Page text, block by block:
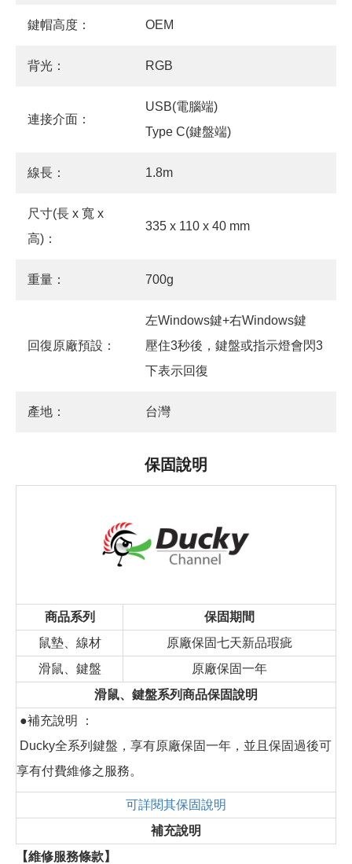
鍵帽高度： OEM
背光： RGB
連接介面：
USB(電腦端)
Type C(鍵盤端)
線長： 1.8m
尺寸(長 x 寬 x
高)：
335 x 110 x 40 mm
重量： 700g
回復原廠預設：
左Windows鍵+右Windows鍵
壓住3秒後，鍵盤或指示燈會閃3
下表示回復
產地： 台灣
保固說明
商品系列
保固期間
鼠墊、線材
原廠保固七天新品瑕疵
滑鼠、鍵盤
原廠保固一年
滑鼠、鍵盤系列商品保固說明
●補充說明 ：
Ducky全系列鍵盤，享有原廠保固一年，並且保固過後可
享有付費維修之服務。
可詳閱其保固說明
補充說明
【維修服務條款】